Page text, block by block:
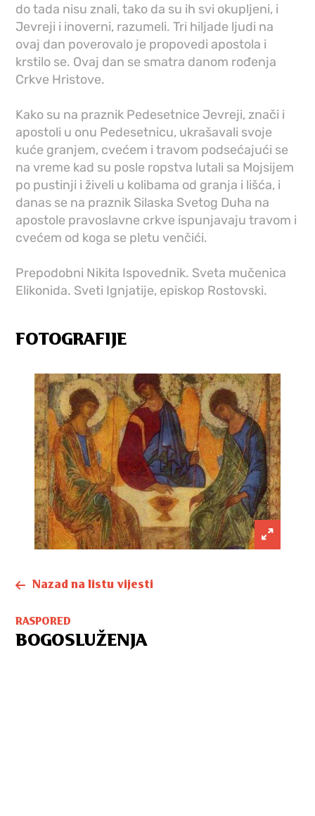
do tada nisu znali, tako da su ih svi okupljeni, i
Jevreji i inoverni, razumeli. Tri hiljade ljudi na
ovaj dan poverovalo je propovedi apostola i
krstilo se. Ovaj dan se smatra danom rođenja
Crkve Hristove.
Kako su na praznik Pedesetnice Jevreji, znači i
apostoli u onu Pedesetnicu, ukrašavali svoje
kuće granjem, cvećem i travom podsećajući se
na vreme kad su posle ropstva lutali sa Mojsijem
po pustinji i živeli u kolibama od granja i lišća, i
danas se na praznik Silaska Svetog Duha na
apostole pravoslavne crkve ispunjavaju travom i
cvećem od koga se pletu venčići.
Prepodobni Nikita Ispovednik. Sveta mučenica
Elikonida. Sveti Ignjatije, episkop Rostovski.
FOTOGRAFIJE
Nazad na listu vijesti
RASPORED
BOGOSLUŽENJA